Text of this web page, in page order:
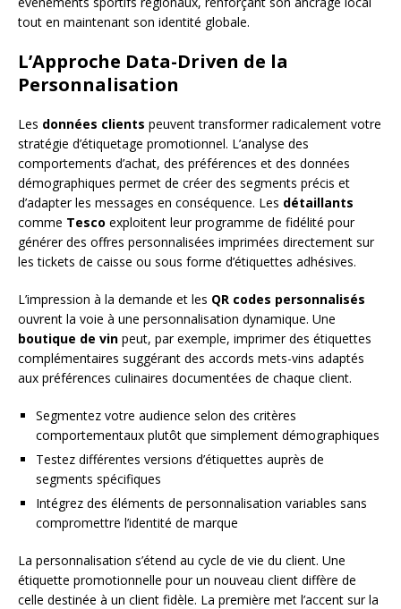
tout en maintenant son identité globale.
L’Approche Data-Driven de la
Personnalisation
Les données clients peuvent transformer radicalement votre
stratégie d’étiquetage promotionnel. L’analyse des
comportements d’achat, des préférences et des données
démographiques permet de créer des segments précis et
d’adapter les messages en conséquence. Les détaillants
comme Tesco exploitent leur programme de fidélité pour
générer des offres personnalisées imprimées directement sur
les tickets de caisse ou sous forme d’étiquettes adhésives.
L’impression à la demande et les QR codes personnalisés
ouvrent la voie à une personnalisation dynamique. Une
boutique de vin peut, par exemple, imprimer des étiquettes
complémentaires suggérant des accords mets-vins adaptés
aux préférences culinaires documentées de chaque client.
Segmentez votre audience selon des critères
comportementaux plutôt que simplement démographiques
Testez différentes versions d’étiquettes auprès de
segments spécifiques
Intégrez des éléments de personnalisation variables sans
compromettre l’identité de marque
La personnalisation s’étend au cycle de vie du client. Une
étiquette promotionnelle pour un nouveau client diffère de
celle destinée à un client fidèle. La première met l’accent sur la